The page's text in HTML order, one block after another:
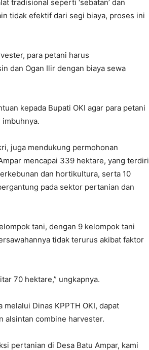
tradisional seperti ‘sebatan’ dan
tidak efektif dari segi biaya, proses ini
para petani harus
dan Ogan Ilir dengan biaya sewa
kepada Bupati OKI agar para petani
imbuhnya.
juga mendukung permohonan
mencapai 339 hektare, yang terdiri
dan hortikultura, serta 10
pada sektor pertanian dan
tani, dengan 9 kelompok tani
tidak terurus akibat faktor
70 hektare,” ungkapnya.
Dinas KPPTH OKI, dapat
alsintan combine harvester.
pertanian di Desa Batu Ampar, kami